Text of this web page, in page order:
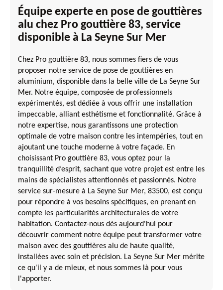
Équipe experte en pose de gouttières
alu chez Pro gouttière 83, service
disponible à La Seyne Sur Mer
Chez Pro gouttière 83, nous sommes fiers de vous
proposer notre service de pose de gouttières en
aluminium, disponible dans la belle ville de La Seyne Sur
Mer. Notre équipe, composée de professionnels
expérimentés, est dédiée à vous offrir une installation
impeccable, alliant esthétisme et fonctionnalité. Grâce à
notre expertise, nous garantissons une protection
optimale de votre maison contre les intempéries, tout en
ajoutant une touche moderne à votre façade. En
choisissant Pro gouttière 83, vous optez pour la
tranquillité d’esprit, sachant que votre projet est entre les
mains de spécialistes attentionnés et passionnés. Notre
service sur-mesure à La Seyne Sur Mer, 83500, est conçu
pour répondre à vos besoins spécifiques, en prenant en
compte les particularités architecturales de votre
habitation. Contactez-nous dès aujourd'hui pour
découvrir comment notre équipe peut transformer votre
maison avec des gouttières alu de haute qualité,
installées avec soin et précision. La Seyne Sur Mer mérite
ce qu'il y a de mieux, et nous sommes là pour vous
l'apporter.